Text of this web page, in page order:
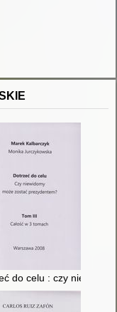
do celu : czy